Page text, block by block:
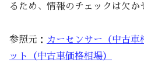
るため、情報のチェックは欠か
参照元： カーセンサー（中古車
ット（中古車価格相場）